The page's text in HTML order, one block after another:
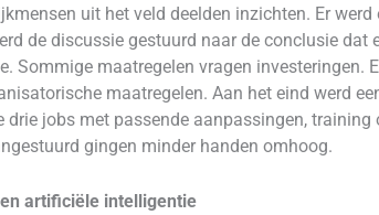
uit het veld deelden inzichten. Er
de discussie gestuurd naar de conclusie
Sommige maatregelen vragen investeringen.
maatregelen. Aan het eind werd
drie jobs met passende aanpassingen,
gingen minder handen omhoog.
artificiële intelligentie